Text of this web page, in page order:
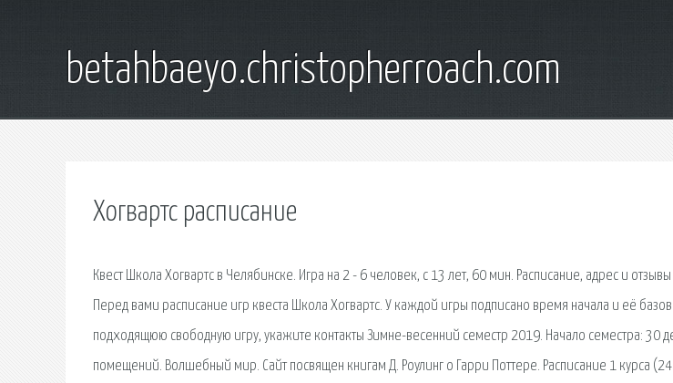
betahbaeyo.christopherroach.com
Хогвартс расписание
Квест Школа Хогвартс в Челябинске. Игра на 2 - 6 человек, с 13 лет, 60 мин. Расписание, адрес и
Перед вами расписание игр квеста Школа Хогвартс. У каждой игры подписано время начала и её
подходящюю свободную игру, укажите контакты Зимне-весенний семестр 2019. Начало семестра: 30
помещений. Волшебный мир. Сайт посвящен книгам Д. Роулинг о Гарри Поттере. Расписание 1 курса